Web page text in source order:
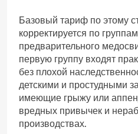
Базовый тариф по этому
корректируется по
предварительного
первую группу входят
без плохой
детскими и простудными
имеющие грыжу или
вредных привычек и
производствах.